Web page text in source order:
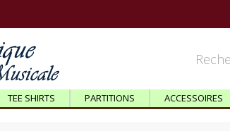
TEE SHIRTS PARTITIONS ACCESSOIRES